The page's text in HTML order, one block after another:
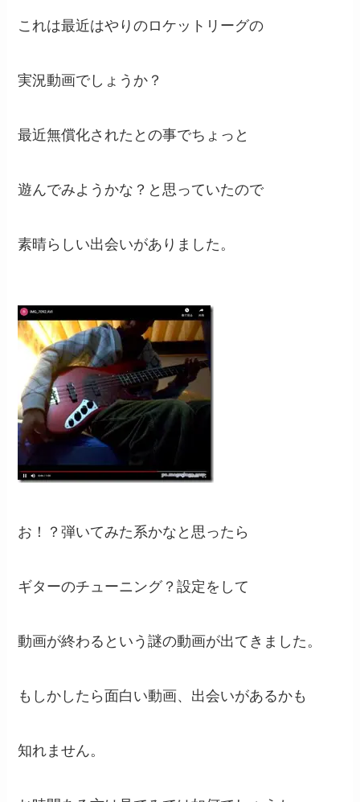
これは最近はやりのロケットリーグの
実況動画でしょうか？
最近無償化されたとの事でちょっと
遊んでみようかな？と思っていたので
素晴らしい出会いがありました。
お！？弾いてみた系かなと思ったら
ギターのチューニング？設定をして
動画が終わるという謎の動画が出てきました。
もしかしたら面白い動画、出会いがあるかも
知れません。